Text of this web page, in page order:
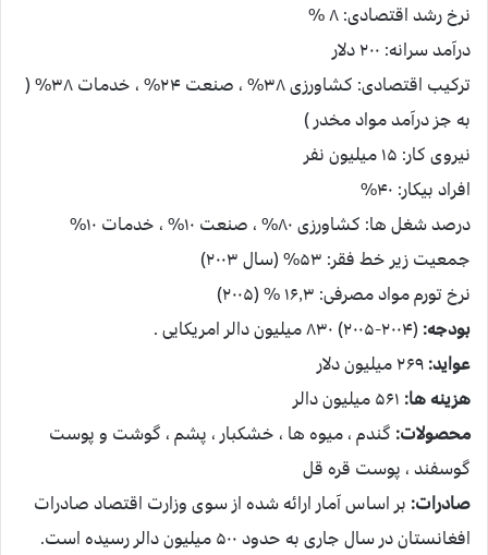
نرخ رشد اقتصادی: ۸ %
درآمد سرانه: ۲۰۰ دلار
ترکیب اقتصادی: کشاورزی ۳۸% ، صنعت ۲۴% ، خدمات ۳۸% (
به جز درآمد مواد مخدر )
نیروی کار: ۱۵ میلیون نفر
افراد بیکار: ۴۰%
درصد شغل ها: کشاورزی ۸۰% ، صنعت ۱۰% ، خدمات ۱۰%
جمعیت زیر خط فقر: ۵۳% (سال ۲۰۰۳)
نرخ تورم مواد مصرفی: ۱۶٫۳ % (۲۰۰۵)
بودجه: (۲۰۰۴-۲۰۰۵) ۸۳۰ میلیون دالر امریکایی .
عواید:
هزینه ها:
محصولات: گندم ، میوه ها ، خشکبار ، پشم ، گوشت و پوست
گوسفند ، پوست قره قل
صادرات: بر اساس آمار ارائه شده از سوی وزارت اقتصاد صادرات
افغانستان در سال جاری به حدود ۵۰۰ میلیون دالر رسیده است.